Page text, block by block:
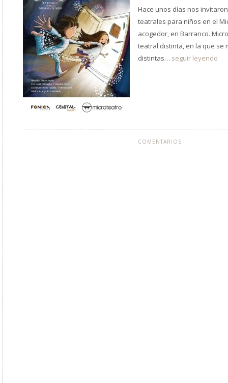
Hace unos días nos
teatrales para niños en el
acogedor, en Barranco.
teatral distinta, en la que se
distintas… seguir leyendo
COMENTARIOS